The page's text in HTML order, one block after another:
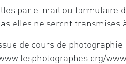
par e-mail ou formulaire
elles ne seront
de cours de